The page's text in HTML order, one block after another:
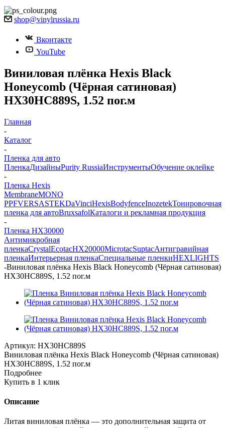
shop@vinylrussia.ru
Вконтакте
YouTube
Виниловая плёнка Hexis Black
Honeycomb (Чёрная сатиновая)
HX30HC889S, 1.52 пог.м
Главная
-
Каталог
-
Пленка для авто
ПленкаДизайныPurity RussiaИнструментыОбучение оклейке
-
Пленка Hexis
MembraneMONO
PPFVERSASTEKDaVinciHexisBodyfenceInozetekТонировочная
пленка для автоBruxsafolКаталоги и рекламная продукция
-
Пленка HX30000
Антимикробная
пленкаCrystalEcotacHX20000MicrotacSuptacАнтигравийная
пленкаИнтерьерная пленкаСпециальные пленкиHEXLIGHTS
-Виниловая плёнка Hexis Black Honeycomb (Чёрная сатиновая)
HX30HC889S, 1.52 пог.м
Артикул: HX30HC889S
Виниловая плёнка Hexis Black Honeycomb (Чёрная сатиновая)
HX30HC889S, 1.52 пог.м
Подробнее
Купить в 1 клик
Описание
Литая виниловая плёнка — это дополнительная защита от